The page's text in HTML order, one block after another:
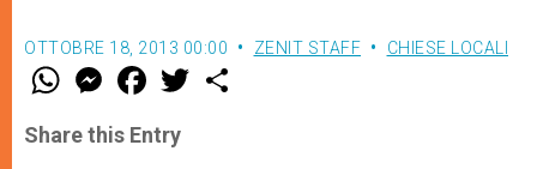
OTTOBRE 18, 2013 00:00 ZENIT STAFF CHIESE LOCALI
W
t
s
M
e
s
e
F
a
e
b
w
Share this Entry